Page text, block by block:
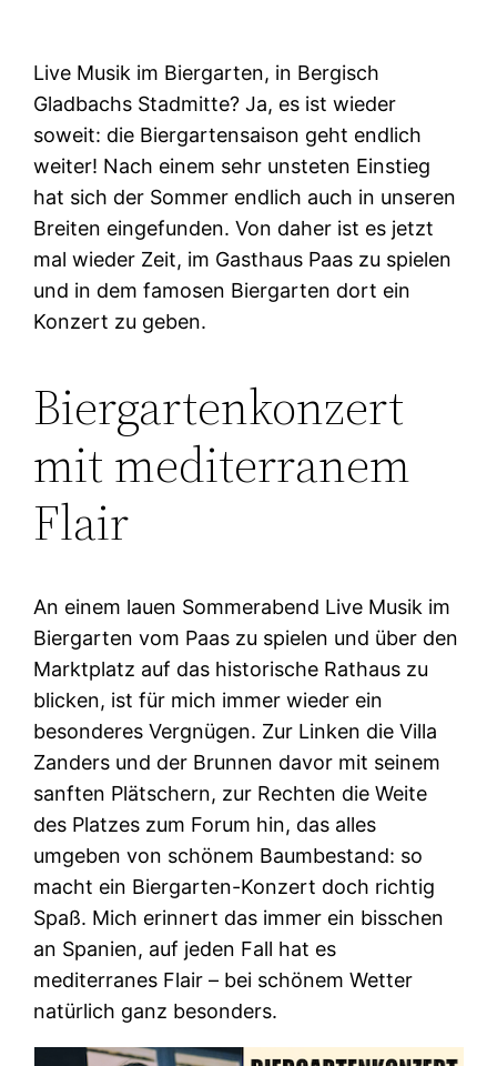
Live Musik im Biergarten, in Bergisch
Gladbachs Stadmitte? Ja, es ist wieder
soweit: die Biergartensaison geht endlich
weiter! Nach einem sehr unsteten Einstieg
hat sich der Sommer endlich auch in unseren
Breiten eingefunden. Von daher ist es jetzt
mal wieder Zeit, im Gasthaus Paas zu spielen
und in dem famosen Biergarten dort ein
Konzert zu geben.
Biergartenkonzert
mit mediterranem
Flair
An einem lauen Sommerabend Live Musik im
Biergarten vom Paas zu spielen und über den
Marktplatz auf das historische Rathaus zu
blicken, ist für mich immer wieder ein
besonderes Vergnügen. Zur Linken die Villa
Zanders und der Brunnen davor mit seinem
sanften Plätschern, zur Rechten die Weite
des Platzes zum Forum hin, das alles
umgeben von schönem Baumbestand: so
macht ein Biergarten-Konzert doch richtig
Spaß. Mich erinnert das immer ein bisschen
an Spanien, auf jeden Fall hat es
mediterranes Flair – bei schönem Wetter
natürlich ganz besonders.